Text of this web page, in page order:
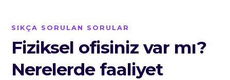
SIKÇA SORULAN SORULAR
Fiziksel ofisiniz var mı?
Nerelerde faaliyet